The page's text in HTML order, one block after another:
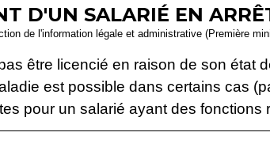
D'UN SALARIÉ EN
de l'information légale et administrative (Première
être licencié en raison de son état
est possible dans certains cas
pour un salarié ayant des